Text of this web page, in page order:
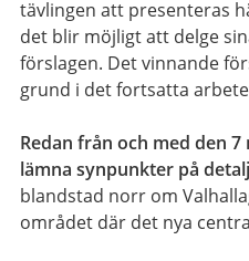
tävlingen att presenteras
det blir möjligt att delge
förslagen. Det vinnande
grund i det fortsatta
Redan från och med den
lämna synpunkter på
blandstad norr om
området där det nya